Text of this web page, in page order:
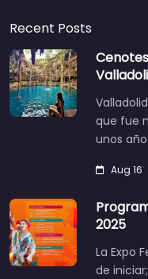
Recent Posts
que fue
unos
Aug 16
2025
La Expo
de